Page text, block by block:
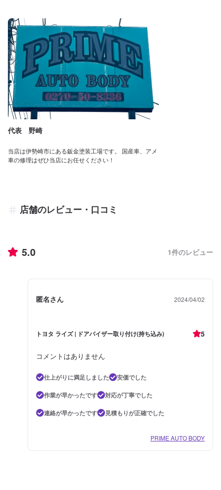
代表 野崎
当店は伊勢崎市にある鈑金塗装工場です。 国産車、アメ
車の修理はぜひ当店にお任せください！
店舗のレビュー・口コミ
5.0 1件のレビュー
匿名さん 2024/04/02
トヨタ ライズ | ドアバイザー取り付け(持ち込み) 5
コメントはありません
仕上がりに満足しました
安価でした
作業が早かったです
対応が丁寧でした
連絡が早かったです
見積もりが正確でした
PRIME AUTO BODY